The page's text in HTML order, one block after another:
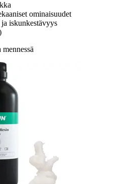
ominaisuudet
iskunkestävyys